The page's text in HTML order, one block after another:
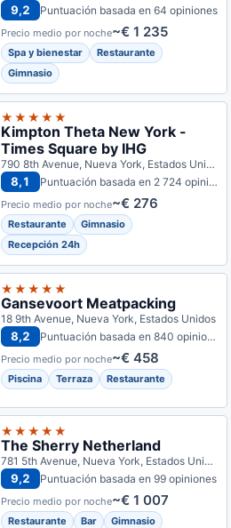
9,2 Puntuación basada en 64 opiniones
Precio medio por noche~€ 1 235
Spa y bienestar
Restaurante
Gimnasio
★★★★★
Kimpton Theta New York -
Times Square by IHG
790 8th Avenue, Nueva York, Estados Unidos
8,1 Puntuación basada en 2 724 opiniones
Precio medio por noche~€ 276
Restaurante
Gimnasio
Recepción 24h
★★★★★
Gansevoort Meatpacking
18 9th Avenue, Nueva York, Estados Unidos
8,2 Puntuación basada en 840 opiniones
Precio medio por noche~€ 458
Piscina Terraza Restaurante
★★★★★
The Sherry Netherland
781 5th Avenue, Nueva York, Estados Unidos
9,2 Puntuación basada en 99 opiniones
Precio medio por noche~€ 1 007
Restaurante Bar Gimnasio